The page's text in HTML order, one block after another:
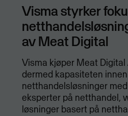
Visma styrker
av Meat Digital
Visma kjøper Meat Digital
dermed kapasiteten innen
netthandelsløsninger
eksperter på netthandel,
løsninger basert på